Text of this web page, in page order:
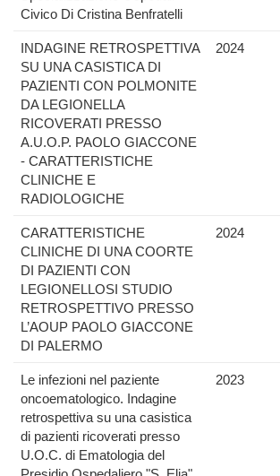
Civico Di Cristina Benfratelli
INDAGINE RETROSPETTIVA
SU UNA CASISTICA DI
PAZIENTI CON POLMONITE
DA LEGIONELLA
RICOVERATI PRESSO
A.U.O.P. PAOLO GIACCONE
- CARATTERISTICHE
CLINICHE E
RADIOLOGICHE
2024
CARATTERISTICHE
CLINICHE DI UNA COORTE
DI PAZIENTI CON
LEGIONELLOSI STUDIO
RETROSPETTIVO PRESSO
L’AOUP PAOLO GIACCONE
DI PALERMO
2024
Le infezioni nel paziente
oncoematologico. Indagine
retrospettiva su una casistica
di pazienti ricoverati presso
U.O.C. di Ematologia del
2023